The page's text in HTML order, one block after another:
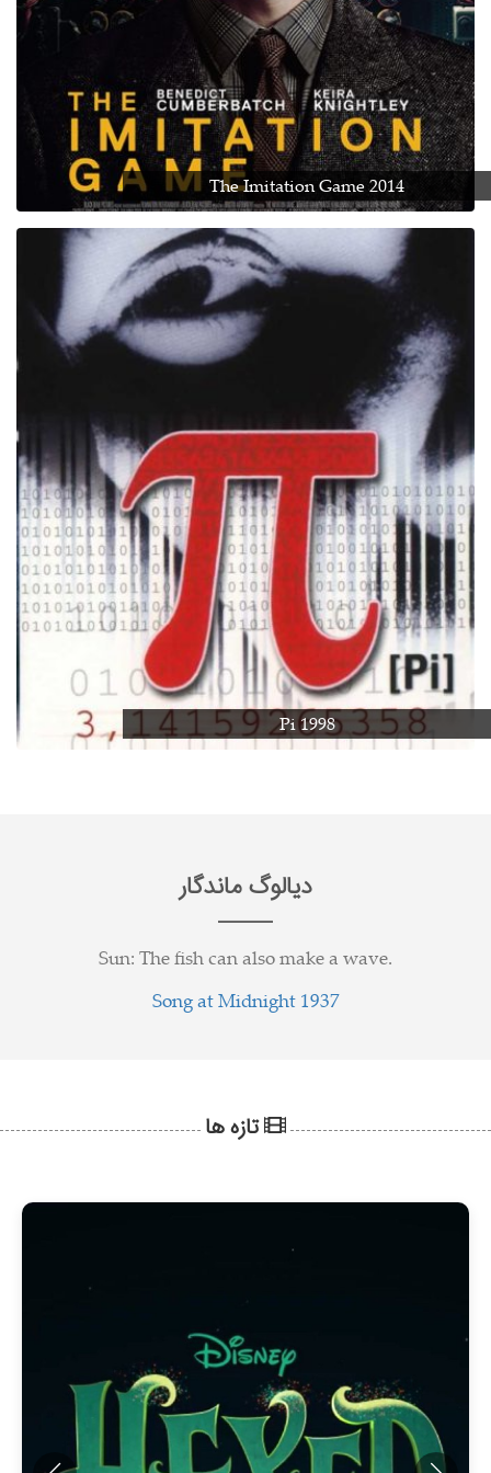
The Imitation Game 2014
Pi 1998
دیالوگ ماندگار
Sun: The fish can also make a wave.
Song at Midnight 1937
تازه ها